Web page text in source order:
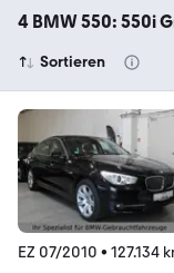
4 BMW 550: 550i
Sortieren
EZ 07/2010 • 127.134